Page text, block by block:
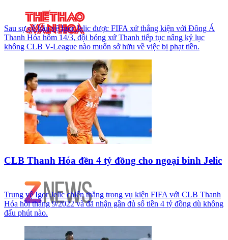
Sau sự cố hậu vệ Igor Jelic được FIFA xử thắng kiện với Đông Á
Thanh Hóa hôm 14/3, đội bóng xứ Thanh tiếp tục nâng kỷ lục
không CLB V-League nào muốn sở hữu về việc bị phạt tiền.
CLB Thanh Hóa đền 4 tỷ đồng cho ngoại binh Jelic
Trung vệ Igor Jelic chiến thắng trong vụ kiện FIFA với CLB Thanh
Hóa hồi tháng 9/2022 và đã nhận gần đủ số tiền 4 tỷ đồng dù không
đấu phút nào.